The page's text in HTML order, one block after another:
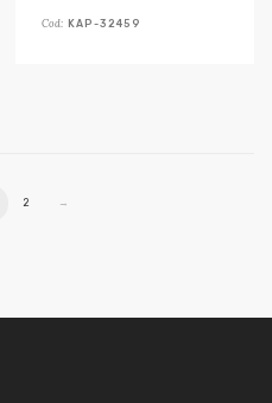
Cod: KAP-32459
2 →